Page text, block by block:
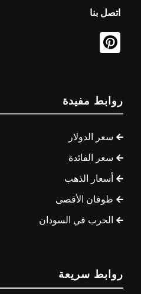
اتصل بنا
روابط مفيدة
سعر الدولار
سعر الفائدة
أسعار الذهب
طوفان الأقصى
الحرب في السودان
روابط سريعة